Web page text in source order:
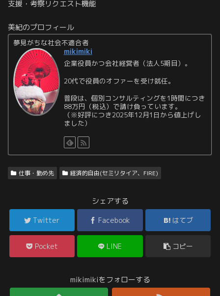
支援・考察リクエスト機能
美紀のプロフィール
夢見がちな社会不適合者
mikimiki
企業役員かつ会社経営者（法人5期目）。
20代で役員のオファーを受け就任。
普段は、個別コンサルティングを1時間につき
88万円（税込）で請け負っています。
（※好評につき2025年12月1日から値上げし
ました）
仕事・勤め先 経済的自由(セミリタイア、FIRE)
シェアする
Twitter Facebook はてブ
Pocket LINE コピー
mikimikiをフォローする